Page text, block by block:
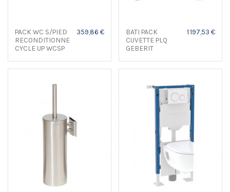
PACK WC S/PIED
RECONDITIONNE
CYCLE UP WCSP
359,86 €
BATI PACK
CUVETTE PLQ
GEBERIT
1 197,53 €